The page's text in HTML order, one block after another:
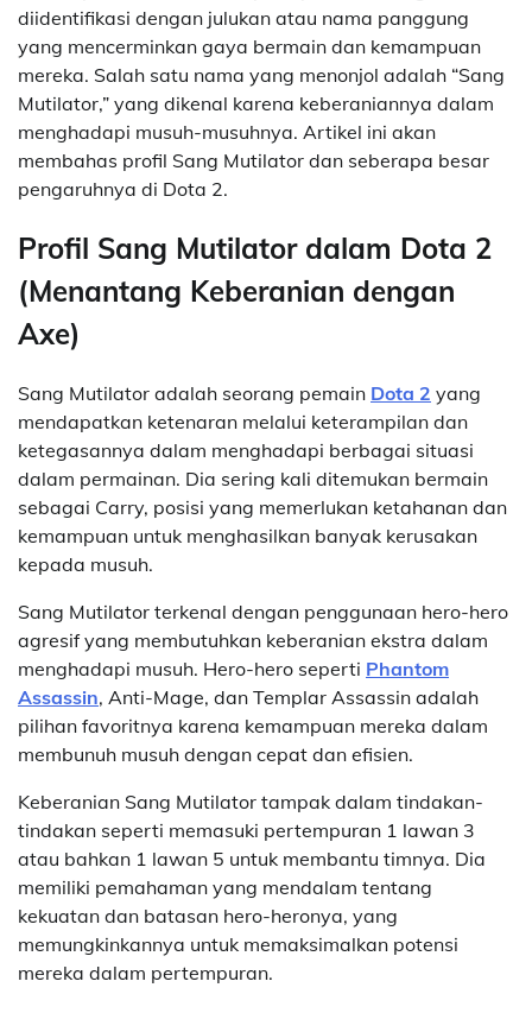
diidentifikasi dengan julukan atau nama panggung
yang mencerminkan gaya bermain dan kemampuan
mereka. Salah satu nama yang menonjol adalah “Sang
Mutilator,” yang dikenal karena keberaniannya dalam
menghadapi musuh-musuhnya. Artikel ini akan
membahas profil Sang Mutilator dan seberapa besar
pengaruhnya di Dota 2.
Profil Sang Mutilator dalam Dota 2
(Menantang Keberanian dengan
Axe)
Sang Mutilator adalah seorang pemain Dota 2 yang
mendapatkan ketenaran melalui keterampilan dan
ketegasannya dalam menghadapi berbagai situasi
dalam permainan. Dia sering kali ditemukan bermain
sebagai Carry, posisi yang memerlukan ketahanan dan
kemampuan untuk menghasilkan banyak kerusakan
kepada musuh.
Sang Mutilator terkenal dengan penggunaan hero-hero
agresif yang membutuhkan keberanian ekstra dalam
menghadapi musuh. Hero-hero seperti Phantom
Assassin, Anti-Mage, dan Templar Assassin adalah
pilihan favoritnya karena kemampuan mereka dalam
membunuh musuh dengan cepat dan efisien.
Keberanian Sang Mutilator tampak dalam tindakan-
tindakan seperti memasuki pertempuran 1 lawan 3
atau bahkan 1 lawan 5 untuk membantu timnya. Dia
memiliki pemahaman yang mendalam tentang
kekuatan dan batasan hero-heronya, yang
memungkinkannya untuk memaksimalkan potensi
mereka dalam pertempuran.